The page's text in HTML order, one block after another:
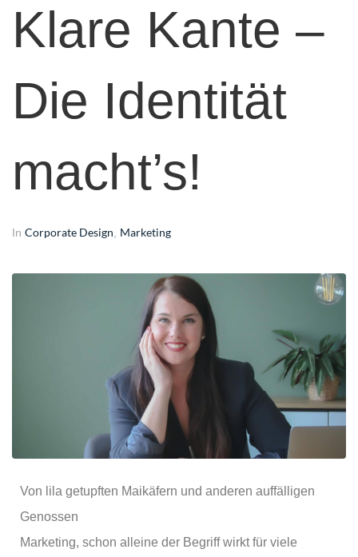
Klare Kante –
Die Identität
macht’s!
In Corporate Design Marketing
Von lila getupften Maikäfern und anderen auffälligen
Genossen
Marketing, schon alleine der Begriff wirkt für viele